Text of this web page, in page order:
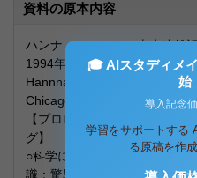
資料の原本内容
ハンナ・アレント（志水速雄
1994年）
Hannnah Arendt, The Human
Chicago Press,1958)
【プロロー
○科学によって作り出されて
識：驚異的な出来事として2例
🎓 AIスタディメ
始
導入記念
学習をサポートする
る原稿を作